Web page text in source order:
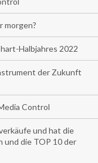
morgen?
Halbjahres 2022
der Zukunft
Control
und hat die
und die TOP 10 der